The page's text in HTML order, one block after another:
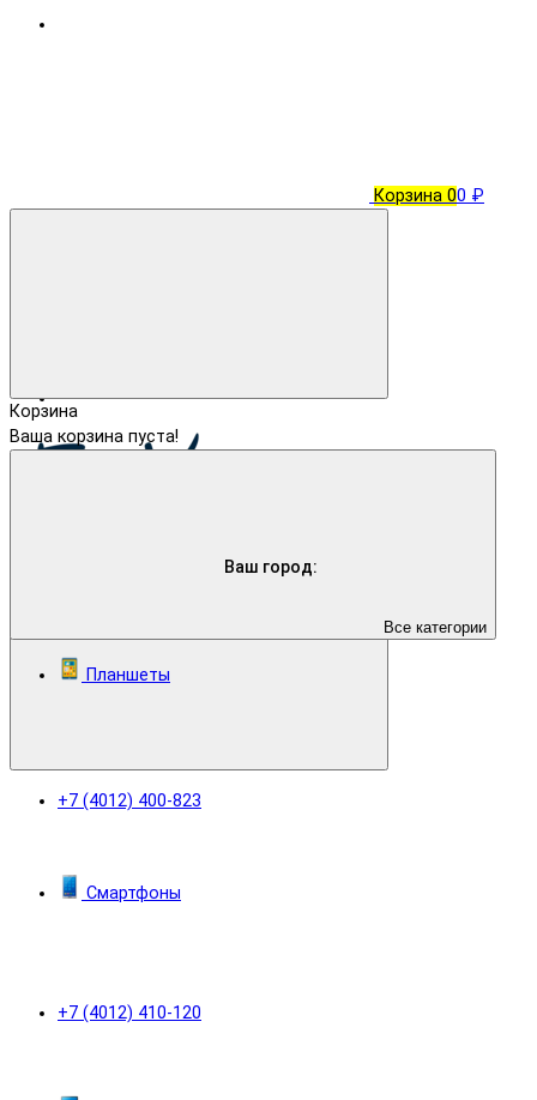
Ваш город:
+7 (4012) 400-823
+7 (4012) 410-120
Корзина 00 ₽
Корзина
Ваша корзина пуста!
Все категории
Планшеты
Смартфоны